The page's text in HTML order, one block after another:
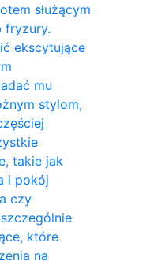
służącym
fryzury.
ekscytujące
mu
stylom,
takie jak
i pokój
czy
które
na